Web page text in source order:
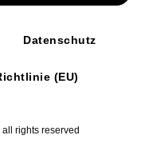
rights reserved
Datenschutz
(EU)